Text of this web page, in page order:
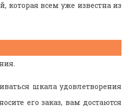
которая всем уже известна из
шкала удовлетворения
его заказ, вам достаются